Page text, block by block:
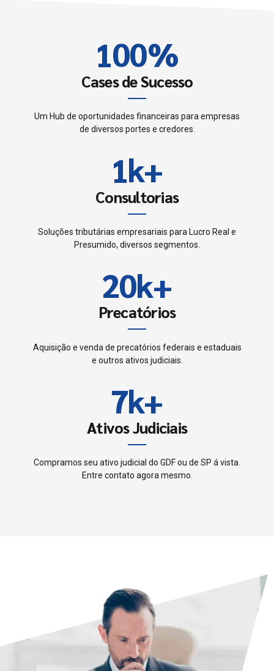
1
2
3
5
6
7
8
9
0
00%
Cases de Sucesso
Um Hub de oportunidades financeiras para empresas
de diversos portes e credores.
0
1
2
3
4
5
6
7
8
9
0
k+
Consultorias
Soluções tributárias empresariais para Lucro Real e
Presumido, diversos segmentos.
0
1
2
3
4
5
6
7
8
3
4
5
6
7
8
9
0k+
Precatórios
Aquisição e venda de precatórios federais e estaduais
e outros ativos judiciais.
0
1
2
3
4
5
6
7
8
9
k+
Ativos Judiciais
Compramos seu ativo judicial do GDF ou de SP á vista.
Entre contato agora mesmo.